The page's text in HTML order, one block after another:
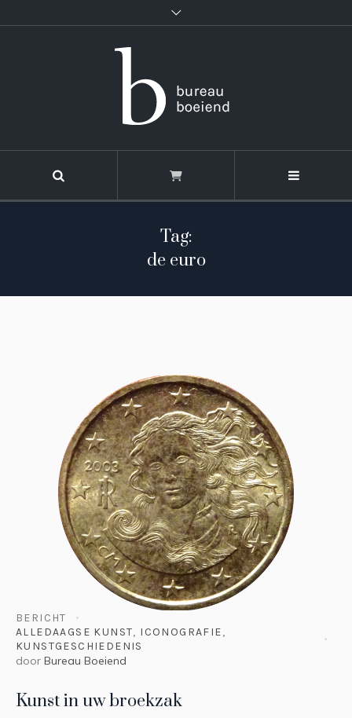
Tag:
de euro
BERICHT
ALLEDAAGSE KUNST, ICONOGRAFIE,
KUNSTGESCHIEDENIS
door Bureau Boeiend
Kunst in uw broekzak